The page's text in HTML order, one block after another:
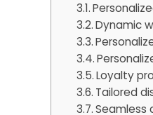
Dynamic
Loyalty
Tailored
Seamless